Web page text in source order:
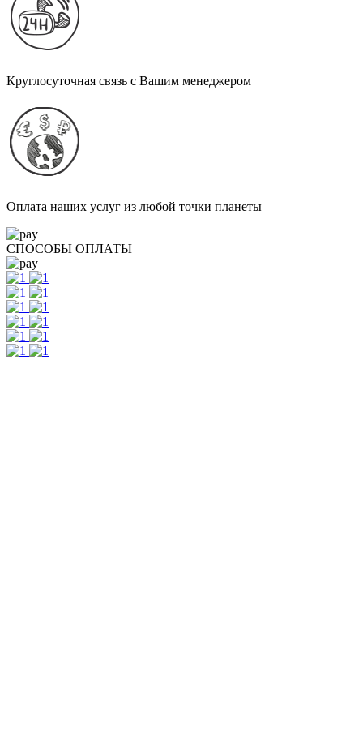
Круглосуточная связь с Вашим менеджером
Оплата наших услуг из любой точки планеты
СПОСОБЫ ОПЛАТЫ